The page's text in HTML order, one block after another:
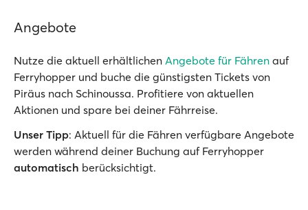
Angebote
Nutze die aktuell erhältlichen Angebote für Fähren auf
Ferryhopper und buche die günstigsten Tickets von
Piräus nach Schinoussa. Profitiere von aktuellen
Aktionen und spare bei deiner Fährreise.
Unser Tipp: Aktuell für die Fähren verfügbare Angebote
werden während deiner Buchung auf Ferryhopper
automatisch berücksichtigt.